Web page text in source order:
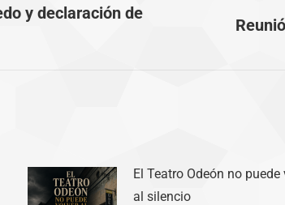
y declaración de
Publicación
El Teatro Odeón no puede
al silencio